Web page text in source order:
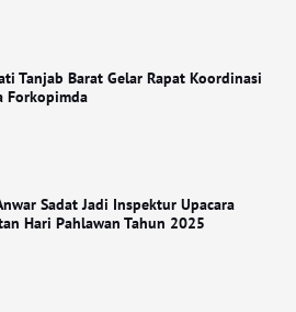
Tanjab Barat Gelar Rapat Koordinasi
Forkopimda
Sadat Jadi Inspektur Upacara
Hari Pahlawan Tahun 2025